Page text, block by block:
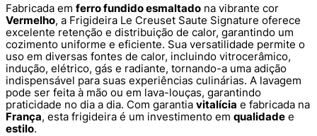
Fabricada em ferro fundido esmaltado na vibrante cor
Vermelho, a Frigideira Le Creuset Saute Signature oferece
excelente retenção e distribuição de calor, garantindo um
cozimento uniforme e eficiente. Sua versatilidade permite o
uso em diversas fontes de calor, incluindo vitrocerâmico,
indução, elétrico, gás e radiante, tornando-a uma adição
indispensável para suas experiências culinárias. A lavagem
pode ser feita à mão ou em lava-louças, garantindo
praticidade no dia a dia. Com garantia vitalícia e fabricada na
França, esta frigideira é um investimento em qualidade e
estilo.